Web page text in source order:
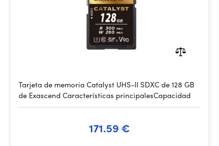
Tarjeta de memoria Catalyst UHS-II SDXC de 128 GB
de Exascend Características principalesCapacidad
171.59 €